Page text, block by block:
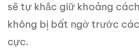
sẽ tự khắc giữ khoảng
không bị bất ngờ trước
cực.